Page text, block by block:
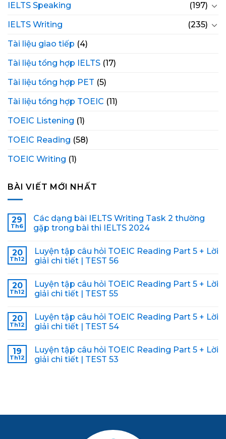
IELTS Speaking
(197)
IELTS Writing
(235)
Tài liệu giao tiếp (4)
Tài liệu tổng hợp IELTS (17)
Tài liệu tổng hợp PET (5)
Tài liệu tổng hợp TOEIC (11)
TOEIC Listening (1)
TOEIC Reading (58)
TOEIC Writing (1)
BÀI VIẾT MỚI NHẤT
29
Th6
Các dạng bài IELTS Writing Task 2 thường
gặp trong bài thi IELTS 2024
20
Th12
Luyện tập câu hỏi TOEIC Reading Part 5 + Lời
giải chi tiết | TEST 56
20
Th12
Luyện tập câu hỏi TOEIC Reading Part 5 + Lời
giải chi tiết | TEST 55
20
Th12
Luyện tập câu hỏi TOEIC Reading Part 5 + Lời
giải chi tiết | TEST 54
19
Th12
Luyện tập câu hỏi TOEIC Reading Part 5 + Lời
giải chi tiết | TEST 53